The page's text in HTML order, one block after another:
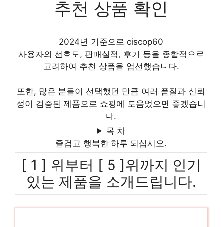
추천 상품 확인
2024년 기준으로 ciscop60
사용자의 선호도, 판매실적, 후기 등을 종합적으로
고려하여 추천 상품을 엄선했습니다.
또한, 많은 분들이 선택했던 만큼 여러 품질과 신뢰
성이 검증된 제품으로 쇼핑에 도움었으면 좋겠습니
다.
목 차
즐겁고 행복한 하루 되십시오.
[ 1 ] 위부터 [ 5 ]위까지 인기
있는 제품을 소개드립니다.